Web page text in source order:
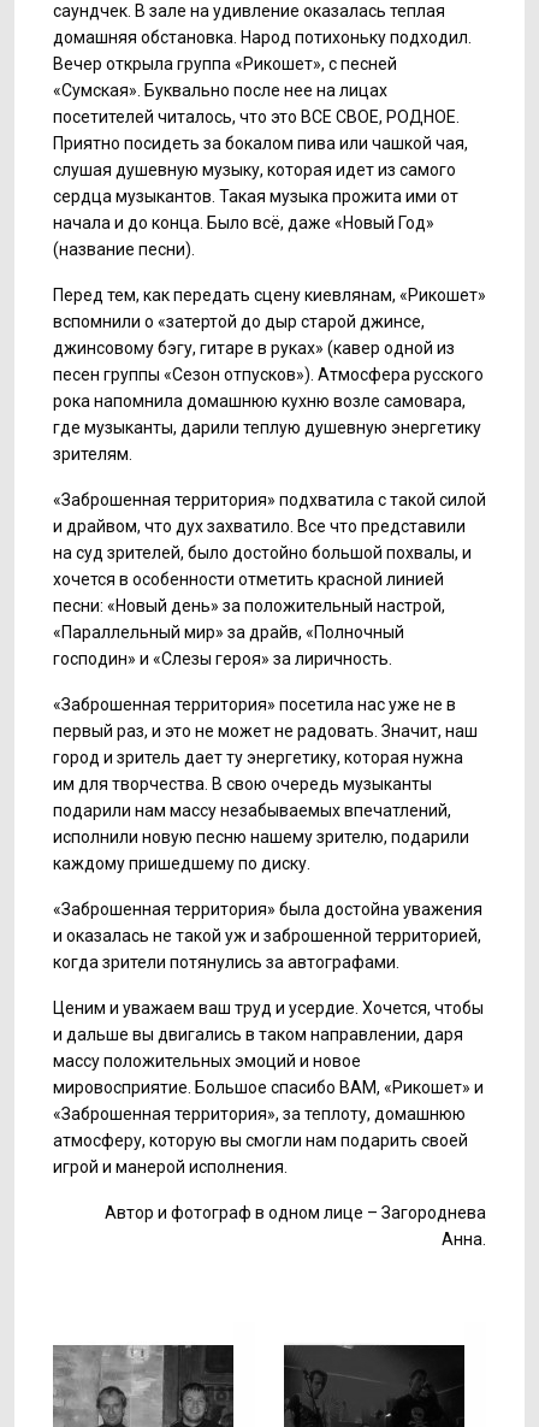
саундчек. В зале на удивление оказалась теплая
домашняя обстановка. Народ потихоньку подходил.
Вечер открыла группа «Рикошет», с песней
«Сумская». Буквально после нее на лицах
посетителей читалось, что это ВСЕ СВОЕ, РОДНОЕ.
Приятно посидеть за бокалом пива или чашкой чая,
слушая душевную музыку, которая идет из самого
сердца музыкантов. Такая музыка прожита ими от
начала и до конца. Было всё, даже «Новый Год»
(название песни).
Перед тем, как передать сцену киевлянам, «Рикошет»
вспомнили о «затертой до дыр старой джинсе,
джинсовому бэгу, гитаре в руках» (кавер одной из
песен группы «Сезон отпусков»). Атмосфера русского
рока напомнила домашнюю кухню возле самовара,
где музыканты, дарили теплую душевную энергетику
зрителям.
«Заброшенная территория» подхватила с такой силой
и драйвом, что дух захватило. Все что представили
на суд зрителей, было достойно большой похвалы, и
хочется в особенности отметить красной линией
песни: «Новый день» за положительный настрой,
«Параллельный мир» за драйв, «Полночный
господин» и «Слезы героя» за лиричность.
«Заброшенная территория» посетила нас уже не в
первый раз, и это не может не радовать. Значит, наш
город и зритель дает ту энергетику, которая нужна
им для творчества. В свою очередь музыканты
подарили нам массу незабываемых впечатлений,
исполнили новую песню нашему зрителю, подарили
каждому пришедшему по диску.
«Заброшенная территория» была достойна уважения
и оказалась не такой уж и заброшенной территорией,
когда зрители потянулись за автографами.
Ценим и уважаем ваш труд и усердие. Хочется, чтобы
и дальше вы двигались в таком направлении, даря
массу положительных эмоций и новое
мировосприятие. Большое спасибо ВАМ, «Рикошет» и
«Заброшенная территория», за теплоту, домашнюю
атмосферу, которую вы смогли нам подарить своей
игрой и манерой исполнения.
Автор и фотограф в одном лице – Загороднева
Анна.